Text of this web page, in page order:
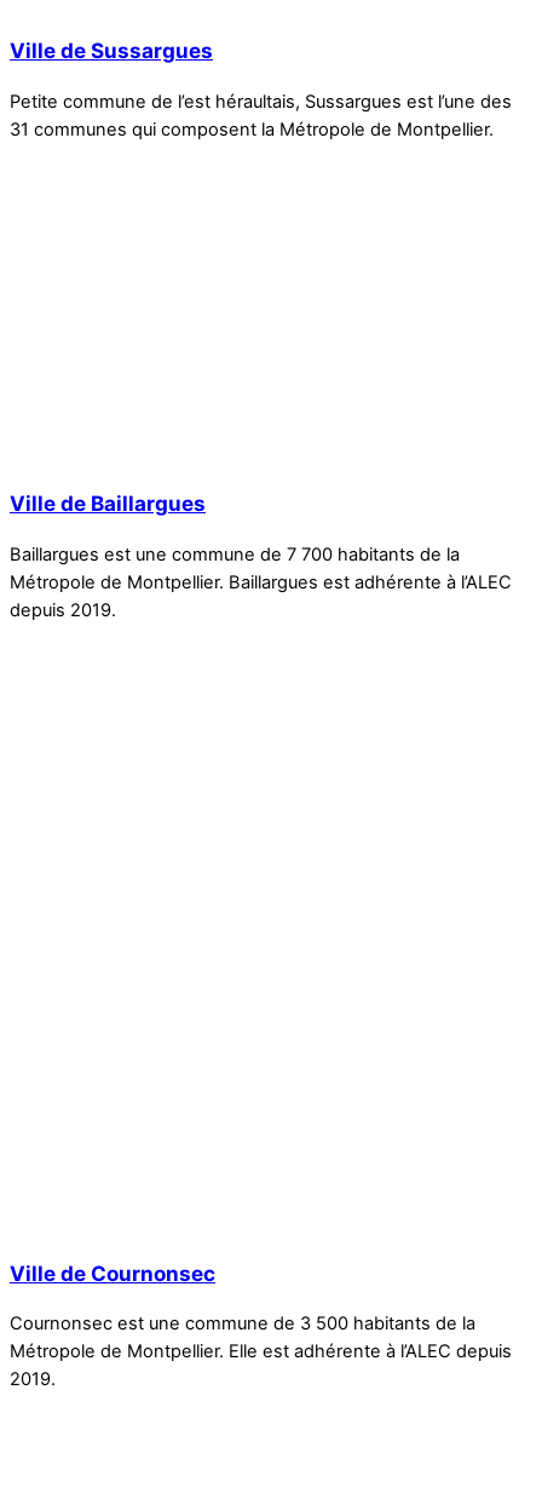
Ville de Sussargues
Petite commune de l’est héraultais, Sussargues est l’une des
31 communes qui composent la Métropole de Montpellier.
Ville de Baillargues
Baillargues est une commune de 7 700 habitants de la
Métropole de Montpellier. Baillargues est adhérente à l’ALEC
depuis 2019.
Ville de Cournonsec
Cournonsec est une commune de 3 500 habitants de la
Métropole de Montpellier. Elle est adhérente à l’ALEC depuis
2019.